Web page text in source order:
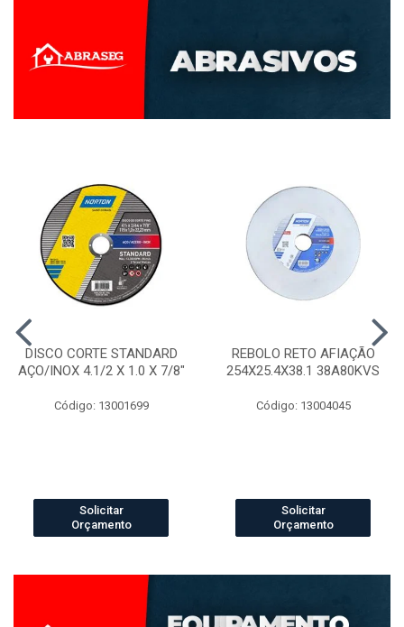
DISCO CORTE STANDARD
AÇO/INOX 4.1/2 X 1.0 X 7/8"
Código: 13001699
Solicitar
Orçamento
REBOLO RETO AFIAÇÃO
254X25.4X38.1 38A80KVS
Código: 13004045
Solicitar
Orçamento